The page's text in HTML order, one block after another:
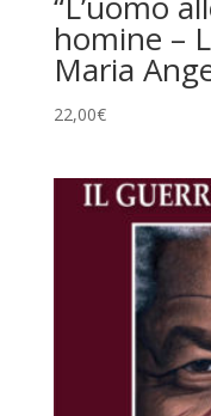
homine –
Maria
22,00€